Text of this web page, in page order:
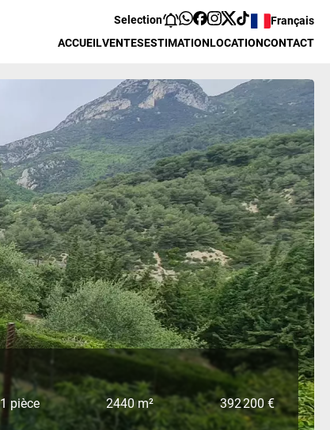
Selection
Français
ACCUEILVENTESESTIMATIONLOCATIONCONTACT
1 pièce 2440 m² 392 200 €